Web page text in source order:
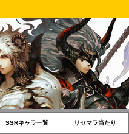
SSRキャラ一覧 リセマラ当たり